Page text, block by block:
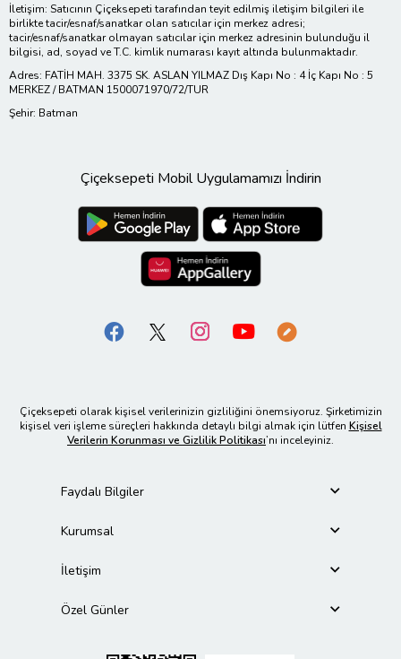
İletişim: Satıcının Çiçeksepeti tarafından teyit edilmiş iletişim bilgileri ile
birlikte tacir/esnaf/sanatkar olan satıcılar için merkez adresi;
tacir/esnaf/sanatkar olmayan satıcılar için merkez adresinin bulunduğu il
bilgisi, ad, soyad ve T.C. kimlik numarası kayıt altında bulunmaktadır.
Adres: FATİH MAH. 3375 SK. ASLAN YILMAZ Dış Kapı No : 4 İç Kapı No : 5
MERKEZ / BATMAN 1500071970/72/TUR
Şehir: Batman
Çiçeksepeti Mobil Uygulamamızı İndirin
Çiçeksepeti olarak kişisel verilerinizin gizliliğini önemsiyoruz. Şirketimizin
kişisel veri işleme süreçleri hakkında detaylı bilgi almak için lütfen Kişisel
Verilerin Korunması ve Gizlilik Politikası’nı inceleyiniz.
Faydalı Bilgiler
Kurumsal
İletişim
Özel Günler